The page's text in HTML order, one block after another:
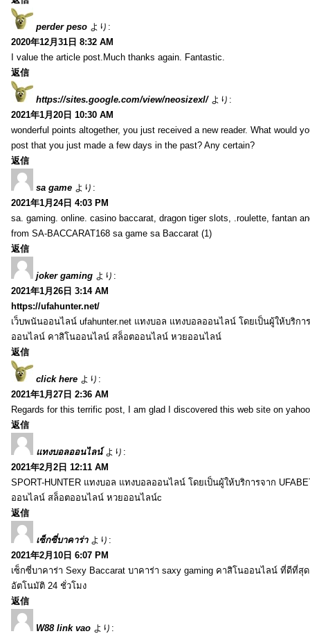
perder peso より:
2020年12月31日 8:32 AM
I value the article post.Much thanks again. Fantastic.
返信
https://sites.google.com/view/neosizexl/ より:
2021年1月20日 10:30 AM
wonderful points altogether, you just received a new reader. What would
post that you just made a few days in the past? Any certain?
返信
sa game より:
2021年1月24日 4:03 PM
sa. gaming. online. casino baccarat, dragon tiger slots, .roulette, fantan
from SA-BACCARAT168 sa game sa Baccarat (1)
返信
joker gaming より:
2021年1月26日 3:14 AM
https://ufahunter.net/
เว็บพนันออนไลน์ ufahunter.net แทงบอล แทงบอลออนไลน์ โดยเป็นผู้ให้บริกา
ออนไลน์ คาสิโนออนไลน์ สล็อตออนไลน์ หวยออนไลน์
返信
click here より:
2021年1月27日 2:36 AM
Regards for this terrific post, I am glad I discovered this web site on
返信
แทงบอลออนไลน์ より:
2021年2月2日 12:11 AM
SPORT-HUNTER แทงบอล แทงบอลออนไลน์ โดยเป็นผู้ให้บริการจาก
ออนไลน์ สล็อตออนไลน์ หวยออนไลน์c
返信
เซ็กซี่บาคาร่า より:
2021年2月10日 6:07 PM
เซ็กซี่บาคาร่า Sexy Baccarat บาคาร่า saxy gaming คาสิโนออนไลน์ ที่ดีที่สุ
อัตโนมัติ 24 ชั่วโมง
返信
W88 link vao より: